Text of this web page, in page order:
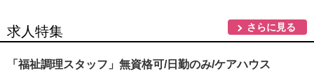
求人特集 さらに見る
「福祉調理スタッフ」無資格可/日勤のみ/ケアハウス